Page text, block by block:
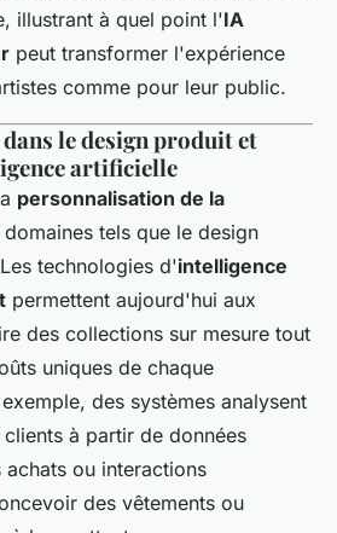
illustrant à quel point l'IA
peut transformer l'expérience
comme pour leur public.
le design produit et
artificielle
personnalisation de la
tels que le design
technologies d'intelligence
permettent aujourd'hui aux
des collections sur mesure tout
uniques de chaque
des systèmes analysent
à partir de données
ou interactions
des vêtements ou